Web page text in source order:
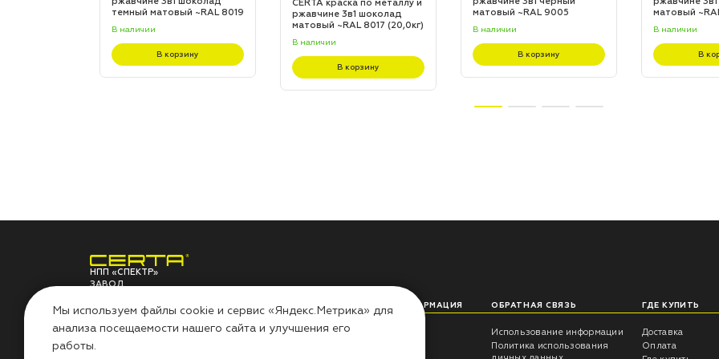
темный матовый ~RAL 8019
В наличии
В корзину
CERTA краска по металлу и
ржавчине 3в1 шоколад
матовый ~RAL 8017 (20,0кг)
В наличии
В корзину
матовый ~RAL 9005
В наличии
В корзину
матовый
В наличии
В
НПП «СПЕКТР»
ЗАВОД
МАТЕРИАЛОВ
О ЗАВОДЕ
НПП «СПЕКТР»
ПОЛЕЗНАЯ ИНФОРМАЦИЯ
Советы технолога
ОБРАТНАЯ СВЯЗЬ
Использование информации
Политика использования
ГДЕ КУПИТЬ
Доставка
Оплата
Мы используем файлы cookie и сервис «Яндекс.Метрика» для
анализа посещаемости нашего сайта и улучшения его
работы.